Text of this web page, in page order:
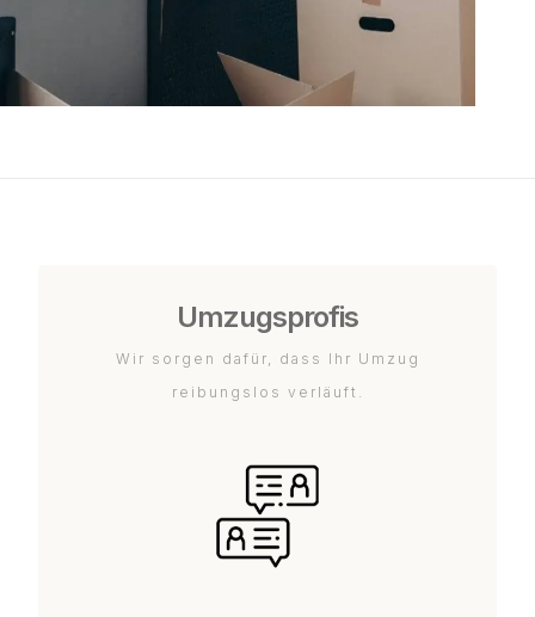
Umzugsprofis
Wir sorgen dafür, dass Ihr Umzug
reibungslos verläuft.